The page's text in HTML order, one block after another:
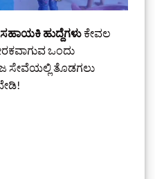
ಹುದ್ದೆಗಳು ಕೇವಲ
ಒಂದು
ಸೇವೆಯಲ್ಲಿ ತೊಡಗಲು